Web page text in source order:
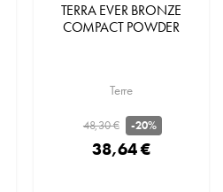
TERRA EVER BRONZE
COMPACT POWDER
Terre
48,30 € -20%
38,64 €